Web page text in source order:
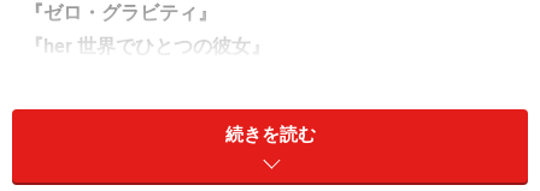
『ゼロ・グラビティ』
『her 世界でひとつの彼女』
『あなたを抱きしめる日まで』
『ウルフ・オブ・ウォールストリート』
続きを読む